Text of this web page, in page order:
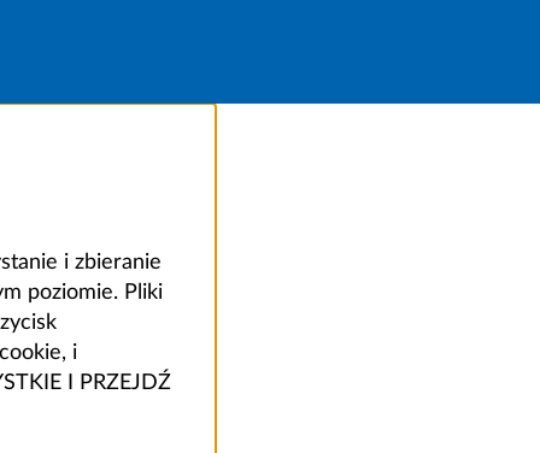
i zbieranie
poziomie. Pliki
i
I PRZEJDŹ